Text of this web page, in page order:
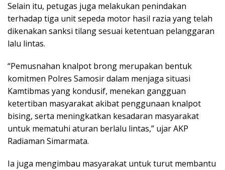
Selain itu, petugas juga melakukan penindakan
terhadap tiga unit sepeda motor hasil razia yang telah
dikenakan sanksi tilang sesuai ketentuan pelanggaran
lalu lintas.
“Pemusnahan knalpot brong merupakan bentuk
komitmen Polres Samosir dalam menjaga situasi
Kamtibmas yang kondusif, menekan gangguan
ketertiban masyarakat akibat penggunaan knalpot
bising, serta meningkatkan kesadaran masyarakat
untuk mematuhi aturan berlalu lintas,” ujar AKP
Radiaman Simarmata.
Ia juga mengimbau masyarakat untuk turut membantu